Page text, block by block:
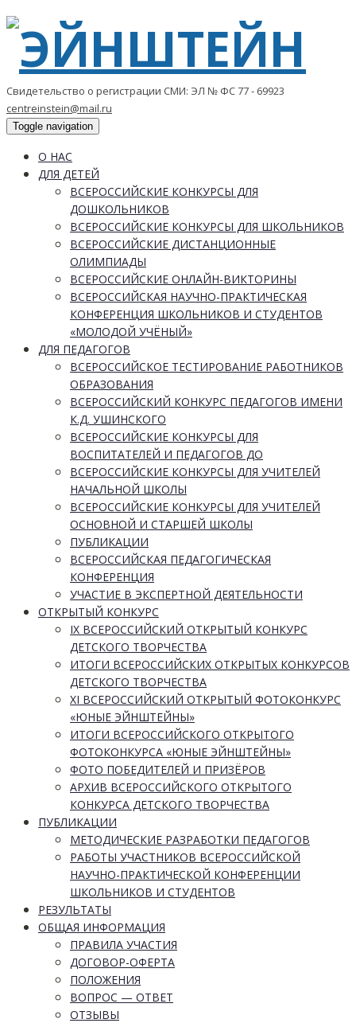
Свидетельство о регистрации СМИ: ЭЛ № ФС 77 - 69923
centreinstein@mail.ru
Toggle navigation
О НАС
ДЛЯ ДЕТЕЙ
ВСЕРОССИЙСКИЕ КОНКУРСЫ ДЛЯ
ДОШКОЛЬНИКОВ
ВСЕРОССИЙСКИЕ КОНКУРСЫ ДЛЯ ШКОЛЬНИКОВ
ВСЕРОССИЙСКИЕ ДИСТАНЦИОННЫЕ
ОЛИМПИАДЫ
ВСЕРОССИЙСКИЕ ОНЛАЙН-ВИКТОРИНЫ
ВСЕРОССИЙСКАЯ НАУЧНО-ПРАКТИЧЕСКАЯ
КОНФЕРЕНЦИЯ ШКОЛЬНИКОВ И СТУДЕНТОВ
«МОЛОДОЙ УЧЁНЫЙ»
ДЛЯ ПЕДАГОГОВ
ВСЕРОССИЙСКОЕ ТЕСТИРОВАНИЕ РАБОТНИКОВ
ОБРАЗОВАНИЯ
ВСЕРОССИЙСКИЙ КОНКУРС ПЕДАГОГОВ ИМЕНИ
К.Д. УШИНСКОГО
ВСЕРОССИЙСКИЕ КОНКУРСЫ ДЛЯ
ВОСПИТАТЕЛЕЙ И ПЕДАГОГОВ ДО
ВСЕРОССИЙСКИЕ КОНКУРСЫ ДЛЯ УЧИТЕЛЕЙ
НАЧАЛЬНОЙ ШКОЛЫ
ВСЕРОССИЙСКИЕ КОНКУРСЫ ДЛЯ УЧИТЕЛЕЙ
ОСНОВНОЙ И СТАРШЕЙ ШКОЛЫ
ПУБЛИКАЦИИ
ВСЕРОССИЙСКАЯ ПЕДАГОГИЧЕСКАЯ
КОНФЕРЕНЦИЯ
УЧАСТИЕ В ЭКСПЕРТНОЙ ДЕЯТЕЛЬНОСТИ
ОТКРЫТЫЙ КОНКУРС
IX ВСЕРОССИЙСКИЙ ОТКРЫТЫЙ КОНКУРС
ДЕТСКОГО ТВОРЧЕСТВА
ИТОГИ ВСЕРОССИЙСКИХ ОТКРЫТЫХ КОНКУРСОВ
ДЕТСКОГО ТВОРЧЕСТВА
XI ВСЕРОССИЙСКИЙ ОТКРЫТЫЙ ФОТОКОНКУРС
«ЮНЫЕ ЭЙНШТЕЙНЫ»
ИТОГИ ВСЕРОССИЙСКОГО ОТКРЫТОГО
ФОТОКОНКУРСА «ЮНЫЕ ЭЙНШТЕЙНЫ»
ФОТО ПОБЕДИТЕЛЕЙ И ПРИЗЁРОВ
АРХИВ ВСЕРОССИЙСКОГО ОТКРЫТОГО
КОНКУРСА ДЕТСКОГО ТВОРЧЕСТВА
ПУБЛИКАЦИИ
МЕТОДИЧЕСКИЕ РАЗРАБОТКИ ПЕДАГОГОВ
РАБОТЫ УЧАСТНИКОВ ВСЕРОССИЙСКОЙ
НАУЧНО-ПРАКТИЧЕСКОЙ КОНФЕРЕНЦИИ
ШКОЛЬНИКОВ И СТУДЕНТОВ
РЕЗУЛЬТАТЫ
ОБЩАЯ ИНФОРМАЦИЯ
ПРАВИЛА УЧАСТИЯ
ДОГОВОР-ОФЕРТА
ПОЛОЖЕНИЯ
ВОПРОС — ОТВЕТ
ОТЗЫВЫ